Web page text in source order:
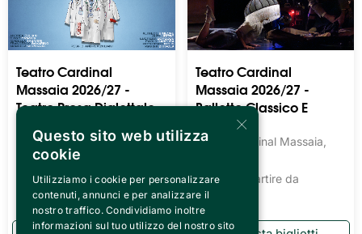
Teatro Cardinal
Massaia 2026/27 -
Teatro Prosa Dialettale
Torino
Biglietti a partire da
13.54€
Teatro Cardinal
Massaia 2026/27 -
Balletto Classico E
Moderno
Teatro Cardinal Massaia,
Biglietti a partire da
13.54€
×
Questo sito web utilizza
cookie
Utilizziamo i cookie per personalizzare
contenuti, annunci e per analizzare il
nostro traffico. Condividiamo inoltre
informazioni sul tuo utilizzo del nostro sito